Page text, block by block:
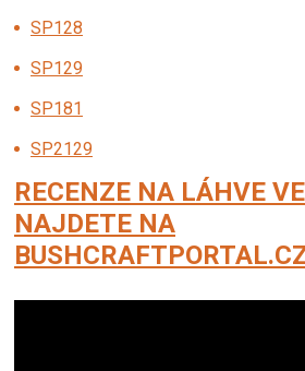
SP128
SP129
SP181
SP2129
RECENZE NA LÁHVE
NAJDETE NA